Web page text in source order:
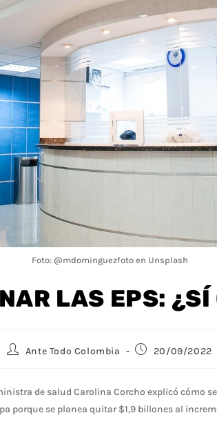
Foto: @mdominguezfoto en Unsplash
LAS EPS: ¿SÍ
Ante Todo Colombia 20/09/2022
de salud Carolina Corcho explicó cómo
porque se planea quitar $1,9 billones al